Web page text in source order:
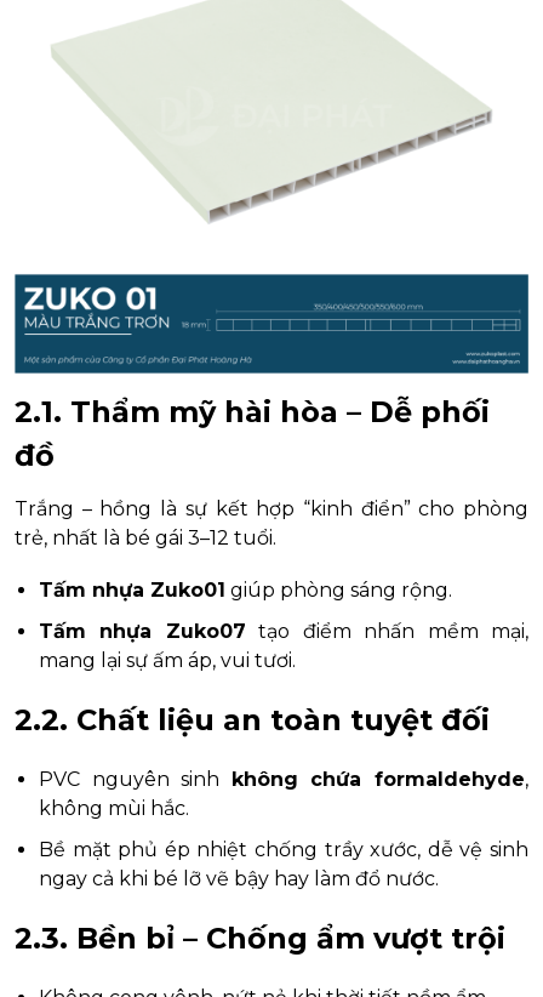
2.1. Thẩm mỹ hài hòa – Dễ phối
đồ
Trắng – hồng là sự kết hợp “kinh điển” cho phòng
trẻ, nhất là bé gái 3–12 tuổi.
Tấm nhựa Zuko01 giúp phòng sáng rộng.
Tấm nhựa Zuko07 tạo điểm nhấn mềm mại,
mang lại sự ấm áp, vui tươi.
2.2. Chất liệu an toàn tuyệt đối
PVC nguyên sinh không chứa formaldehyde,
không mùi hắc.
Bề mặt phủ ép nhiệt chống trầy xước, dễ vệ sinh
ngay cả khi bé lỡ vẽ bậy hay làm đổ nước.
2.3. Bền bỉ – Chống ẩm vượt trội